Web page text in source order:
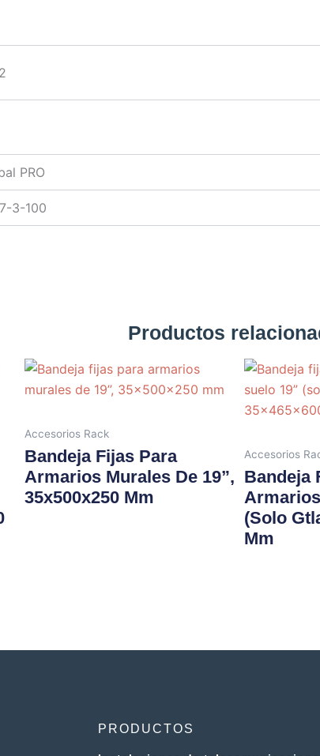
PRO
3-100
Productos
Accesorios Rack
Bandeja Fijas Para
Armarios Murales De 19”,
35x500x250 Mm
Accesorios
Bandeja
(solo
Mm
PRODUCTOS